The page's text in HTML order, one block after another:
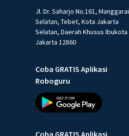
Jl. Dr. Saharjo No.161, Manggarai
Selatan, Tebet, Kota Jakarta
Selatan, Daerah Khusus Ibukota
Jakarta 12860
Coba GRATIS Aplikasi
Roboguru